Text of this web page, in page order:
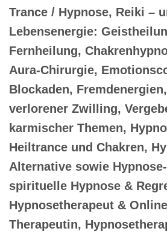
Trance / Hypnose, Reiki –
Lebensenergie:
Fernheilung,
Aura-Chirurgie,
Blockaden,
verlorener Zwilling,
karmischer Themen,
Heiltrance und Chakren,
Alternative sowie
spirituelle Hypnose &
Hypnosetherapeut &
Therapeutin,